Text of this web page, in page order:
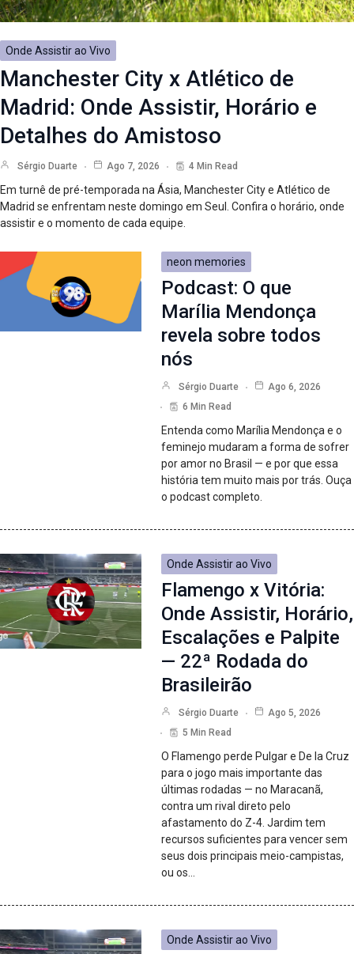
Onde Assistir ao Vivo
Manchester City x Atlético de
Madrid: Onde Assistir, Horário e
Detalhes do Amistoso
Sérgio Duarte Ago 7, 2026 4 Min Read
Em turnê de pré-temporada na Ásia, Manchester City e Atlético de
Madrid se enfrentam neste domingo em Seul. Confira o horário, onde
assistir e o momento de cada equipe.
neon memories
Podcast: O que
Marília Mendonça
revela sobre todos
nós
Sérgio Duarte
Ago 6, 2026
6 Min Read
Entenda como Marília Mendonça e o
feminejo mudaram a forma de sofrer
por amor no Brasil — e por que essa
história tem muito mais por trás. Ouça
o podcast completo.
Onde Assistir ao Vivo
Flamengo x Vitória:
Onde Assistir, Horário,
Escalações e Palpite
— 22ª Rodada do
Brasileirão
Sérgio Duarte
Ago 5, 2026
5 Min Read
O Flamengo perde Pulgar e De la Cruz
para o jogo mais importante das
últimas rodadas — no Maracanã,
contra um rival direto pelo
afastamento do Z-4. Jardim tem
recursos suficientes para vencer sem
seus dois principais meio-campistas,
ou os…
Onde Assistir ao Vivo